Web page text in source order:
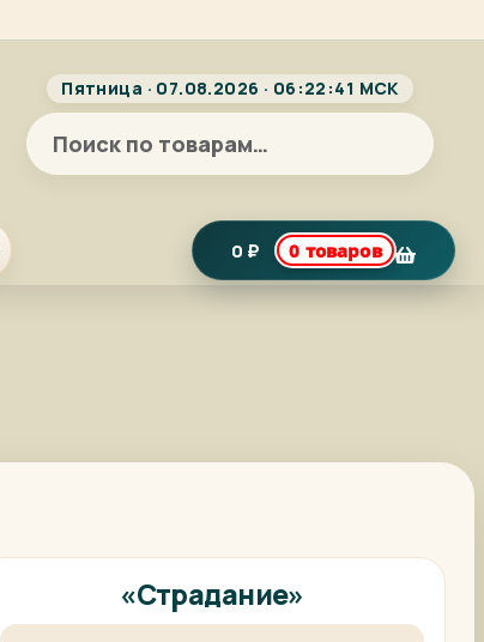
Пятница · 07.08.2026 · 06:22:42 МСК
Искать:
0 ₽ 0 товаров
«Страдание»